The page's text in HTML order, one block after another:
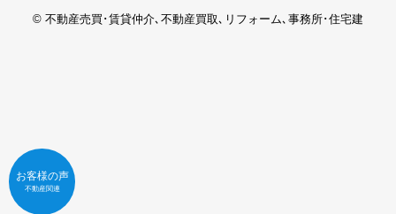
© 不動産売買･賃貸仲介､不動産買取､リフォーム､事務所･住宅建
お客様の声
不動産関連